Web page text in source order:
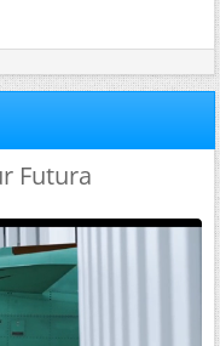
Futura